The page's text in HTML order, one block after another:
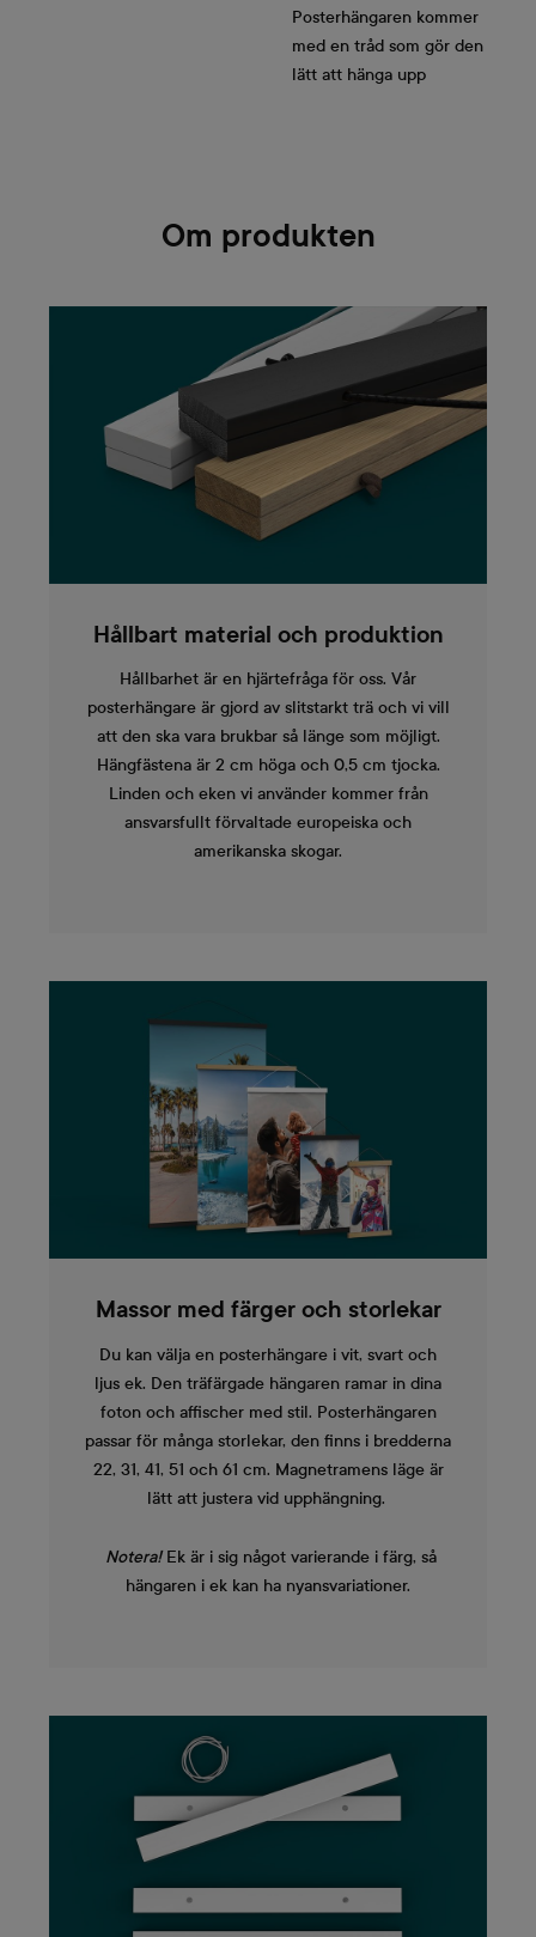
Posterhängaren kommer
med en tråd som gör den
lätt att hänga upp
Om produkten
Hållbart material och produktion
Hållbarhet är en hjärtefråga för oss. Vår
posterhängare är gjord av slitstarkt trä och vi vill
att den ska vara brukbar så länge som möjligt.
Hängfästena är 2 cm höga och 0,5 cm tjocka.
Linden och eken vi använder kommer från
ansvarsfullt förvaltade europeiska och
amerikanska skogar.
Massor med färger och storlekar
Du kan välja en posterhängare i vit, svart och
ljus ek. Den träfärgade hängaren ramar in dina
foton och affischer med stil. Posterhängaren
passar för många storlekar, den finns i bredderna
22, 31, 41, 51 och 61 cm. Magnetramens läge är
lätt att justera vid upphängning.
Notera!Ek är i sig något varierande i färg, så
hängaren i ek kan ha nyansvariationer.